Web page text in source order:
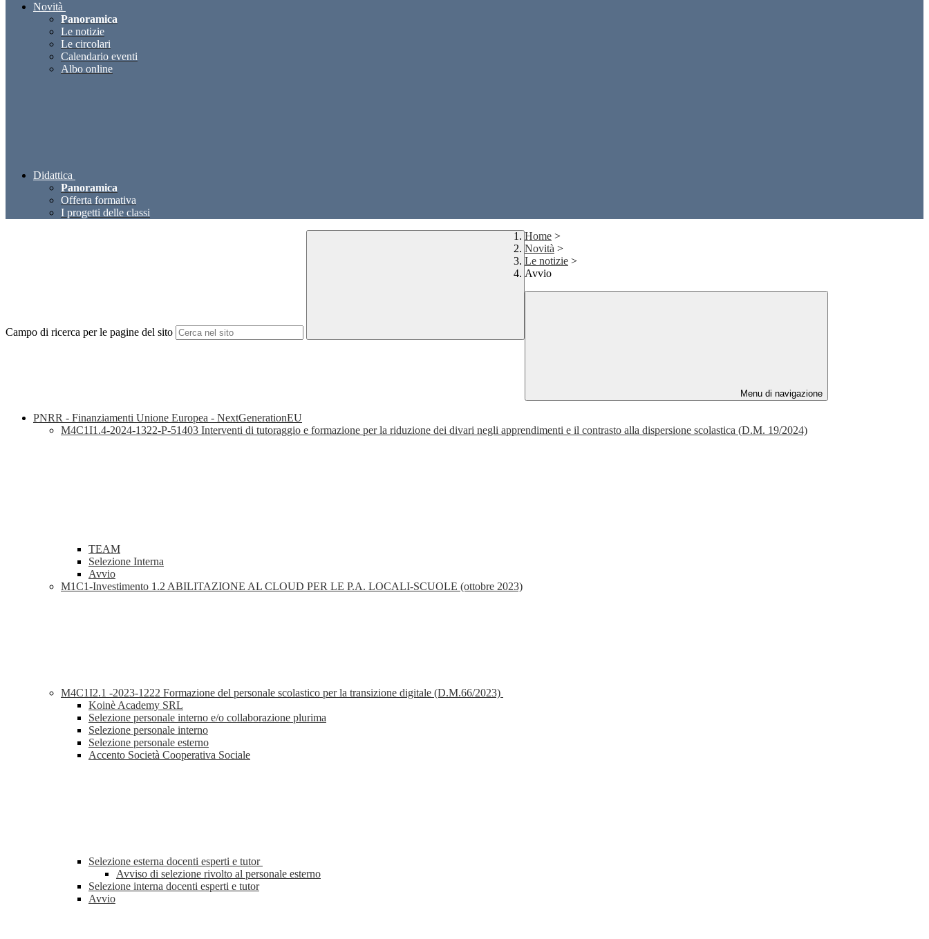
Novità
Panoramica
Le notizie
Le circolari
Calendario eventi
Albo online
Didattica
Panoramica
Offerta formativa
I progetti delle classi
Campo di ricerca per le pagine del sito
Home >
Novità >
Le notizie >
Avvio
Menu di navigazione
PNRR - Finanziamenti Unione Europea - NextGenerationEU
M4C1I1.4-2024-1322-P-51403 Interventi di tutoraggio e formazione per la riduzione dei divari negli apprendimenti e il contrasto alla dispersione scolastica (D.M. 19/2024)
TEAM
Selezione Interna
Avvio
M1C1-Investimento 1.2 ABILITAZIONE AL CLOUD PER LE P.A. LOCALI-SCUOLE (ottobre 2023)
M4C1I2.1 -2023-1222 Formazione del personale scolastico per la transizione digitale (D.M.66/2023)
Koinè Academy SRL
Selezione personale interno e/o collaborazione plurima
Selezione personale interno
Selezione personale esterno
Accento Società Cooperativa Sociale
Selezione esterna docenti esperti e tutor
Avviso di selezione rivolto al personale esterno
Selezione interna docenti esperti e tutor
Avvio